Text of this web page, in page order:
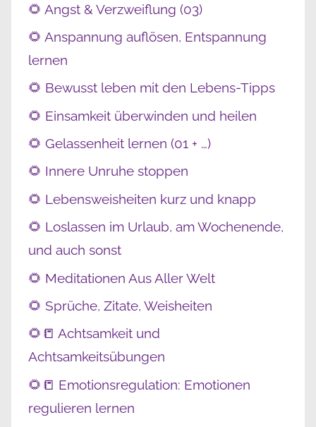
🌻 Angst & Verzweiflung (03)
🌻 Anspannung auflösen, Entspannung
lernen
🌻 Bewusst leben mit den Lebens-Tipps
🌻 Einsamkeit überwinden und heilen
🌻 Gelassenheit lernen (01 + …)
🌻 Innere Unruhe stoppen
🌻 Lebensweisheiten kurz und knapp
🌻 Loslassen im Urlaub, am Wochenende,
und auch sonst
🌻 Meditationen Aus Aller Welt
🌻 Sprüche, Zitate, Weisheiten
🌻📒 Achtsamkeit und
Achtsamkeitsübungen
🌻📒 Emotionsregulation: Emotionen
regulieren lernen